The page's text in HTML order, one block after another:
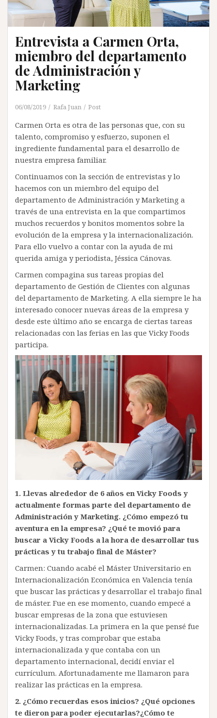
Entrevista a Carmen Orta,
miembro del departamento
de Administración y
Marketing
06/08/2019 Rafa Juan Post
Carmen Orta es otra de las personas que, con su
talento, compromiso y esfuerzo, suponen el
ingrediente fundamental para el desarrollo de
nuestra empresa familiar.
Continuamos con la sección de entrevistas y lo
hacemos con un miembro del equipo del
departamento de Administración y Marketing a
través de una entrevista en la que compartimos
muchos recuerdos y bonitos momentos sobre la
evolución de la empresa y la internacionalización.
Para ello vuelvo a contar con la ayuda de mi
querida amiga y periodista, Jéssica Cánovas.
Carmen compagina sus tareas propias del
departamento de Gestión de Clientes con algunas
del departamento de Marketing. A ella siempre le ha
interesado conocer nuevas áreas de la empresa y
desde este último año se encarga de ciertas tareas
relacionadas con las ferias en las que Vicky Foods
participa.
1. Llevas alrededor de 6 años en Vicky Foods y
actualmente formas parte del departamento de
Administración y Marketing. ¿Cómo empezó tu
aventura en la empresa? ¿Qué te movió para
buscar a Vicky Foods a la hora de desarrollar tus
prácticas y tu trabajo final de Máster?
Carmen: Cuando acabé el Máster Universitario en
Internacionalización Económica en Valencia tenía
que buscar las prácticas y desarrollar el trabajo final
de máster. Fue en ese momento, cuando empecé a
buscar empresas de la zona que estuviesen
internacionalizadas. La primera en la que pensé fue
Vicky Foods, y tras comprobar que estaba
internacionalizada y que contaba con un
departamento internacional, decidí enviar el
currículum. Afortunadamente me llamaron para
realizar las prácticas en la empresa.
2. ¿Cómo recuerdas esos inicios? ¿Qué opciones
te dieron para poder ejecutarlas?¿Cómo te